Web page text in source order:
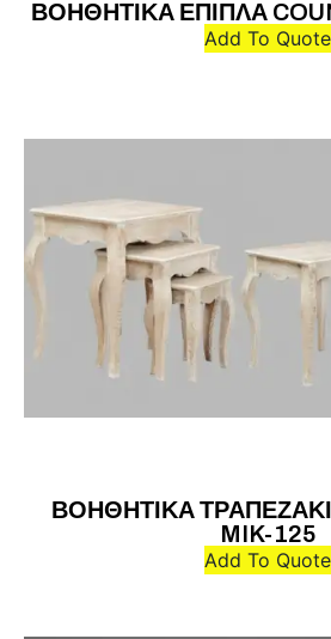
ΒΟΗΘΗΤΙΚΑ ΕΠΙΠΛΑ
Add To Quote
ΒΟΗΘΗΤΙΚΑ
MIK-125
Add To Quote